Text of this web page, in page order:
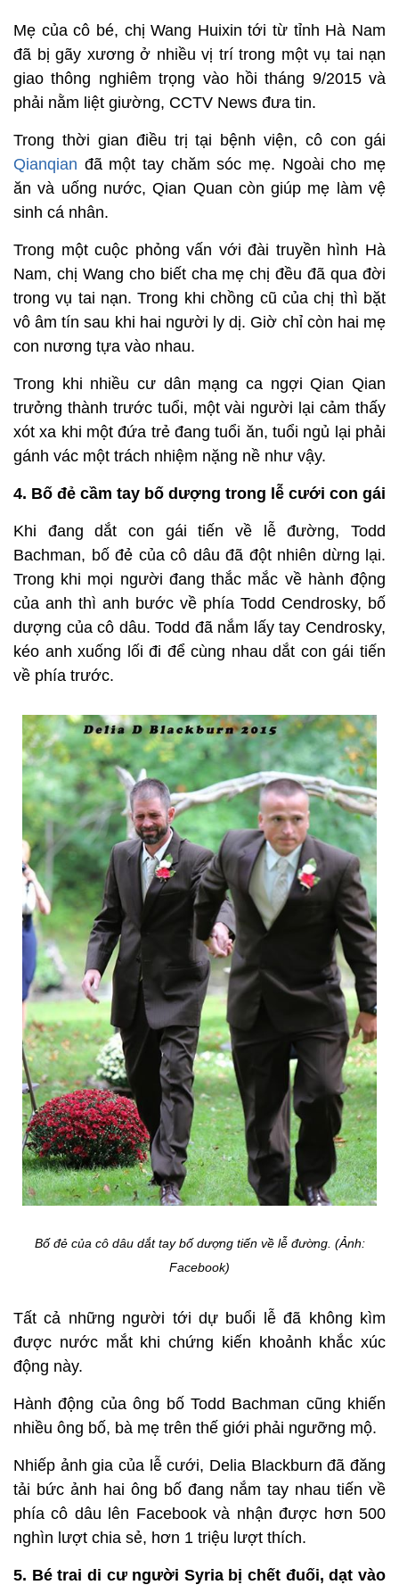
Mẹ của cô bé, chị Wang Huixin tới từ tỉnh Hà Nam
đã bị gãy xương ở nhiều vị trí trong một vụ tai nạn
giao thông nghiêm trọng vào hồi tháng 9/2015 và
phải nằm liệt giường, CCTV News đưa tin.
Trong thời gian điều trị tại bệnh viện, cô con gái
Qianqian đã một tay chăm sóc mẹ. Ngoài cho mẹ
ăn và uống nước, Qian Quan còn giúp mẹ làm vệ
sinh cá nhân.
Trong một cuộc phỏng vấn với đài truyền hình Hà
Nam, chị Wang cho biết cha mẹ chị đều đã qua đời
trong vụ tai nạn. Trong khi chồng cũ của chị thì bặt
vô âm tín sau khi hai người ly dị. Giờ chỉ còn hai mẹ
con nương tựa vào nhau.
Trong khi nhiều cư dân mạng ca ngợi Qian Qian
trưởng thành trước tuổi, một vài người lại cảm thấy
xót xa khi một đứa trẻ đang tuổi ăn, tuổi ngủ lại phải
gánh vác một trách nhiệm nặng nề như vậy.
4. Bố đẻ cầm tay bố dượng trong lễ cưới con gái
Khi đang dắt con gái tiến về lễ đường, Todd
Bachman, bố đẻ của cô dâu đã đột nhiên dừng lại.
Trong khi mọi người đang thắc mắc về hành động
của anh thì anh bước về phía Todd Cendrosky, bố
dượng của cô dâu. Todd đã nắm lấy tay Cendrosky,
kéo anh xuống lối đi để cùng nhau dắt con gái tiến
về phía trước.
Bố đẻ của cô dâu dắt tay bố dượng tiến về lễ đường. (Ảnh:
Facebook)
Tất cả những người tới dự buổi lễ đã không kìm
được nước mắt khi chứng kiến khoảnh khắc xúc
động này.
Hành động của ông bố Todd Bachman cũng khiến
nhiều ông bố, bà mẹ trên thế giới phải ngưỡng mộ.
Nhiếp ảnh gia của lễ cưới, Delia Blackburn đã đăng
tải bức ảnh hai ông bố đang nắm tay nhau tiến về
phía cô dâu lên Facebook và nhận được hơn 500
nghìn lượt chia sẻ, hơn 1 triệu lượt thích.
5. Bé trai di cư người Syria bị chết đuối, dạt vào